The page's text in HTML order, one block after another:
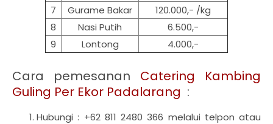
7
Gurame Bakar
120.000,- /kg
8
Nasi Putih
6.500,-
9
Lontong 4.000,-
Cara pemesanan Catering Kambing
Guling Per Ekor Padalarang :
Hubungi : +62 811 2480 366 melalui telpon atau